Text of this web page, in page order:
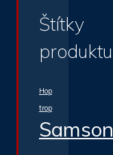
Štítky
produktu
Hop
trop
Samson